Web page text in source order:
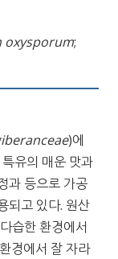
oxysporum;
)에
유의 매운 맛과
과 등으로 가공
되고 있다. 원산
습한 환경에서
경에서 잘 자라